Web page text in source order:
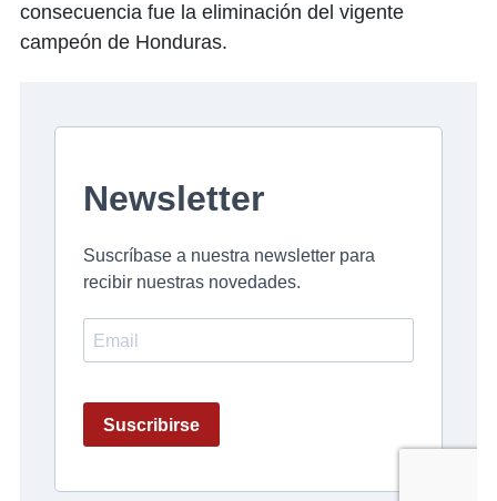
consecuencia fue la eliminación del vigente
campeón de Honduras.